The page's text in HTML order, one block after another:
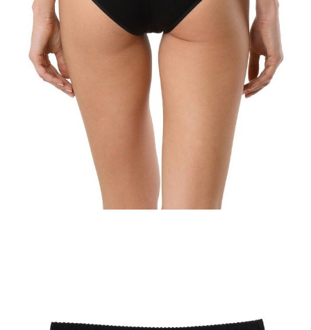
ПОЛУЧИТЬ ПО EMAIL
Dostawa
Kurier,darmowa od 99 zł
czas dostawy: 1-2 dni robocze
Paczkomaty InPost 24/7,
darmowa od 50 zł
czas dostawy: 1-2 dni robocze
Odbiór osobistyw sklepie Conte (Łodz)
pn.- czw. 8:00 - 16:00, pt. 8:00 - 14:00
1007043110180588
włókno bambusowe 95%; elastan 5%; podszewka klinowa: bawełna